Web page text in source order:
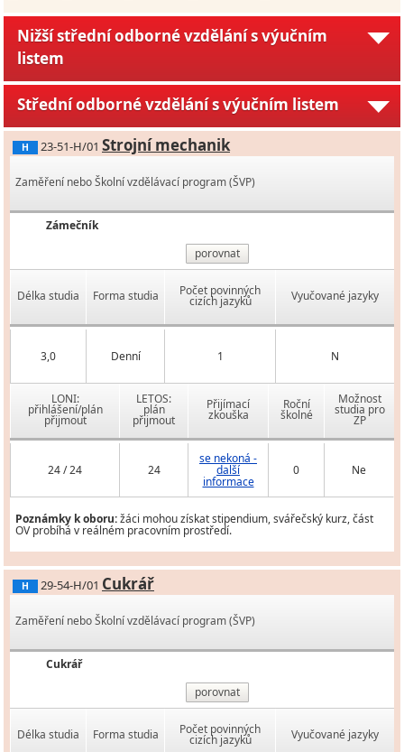
Nižší střední odborné vzdělání s výučním
listem
Střední odborné vzdělání s výučním listem
H 23-51-H/01 Strojní mechanik
Zaměření nebo Školní vzdělávací program (ŠVP)
Zámečník
porovnat
Délka studia Forma studia Počet povinných
cizích jazyků Vyučované jazyky
3,0 Denní 1 N
LONI:
přihlášení/plán
přijmout
LETOS:
plán
přijmout
Přijímací
zkouška
Roční
školné
Možnost
studia pro
ZP
24 / 24 24
se nekoná -
další
informace
0 Ne
Poznámky k oboru:žáci mohou získat stipendium, svářečský kurz, část
OV probíhá v reálném pracovním prostředí.
H 29-54-H/01 Cukrář
Zaměření nebo Školní vzdělávací program (ŠVP)
Cukrář
porovnat
Délka studia Forma studia Počet povinných
cizích jazyků Vyučované jazyky